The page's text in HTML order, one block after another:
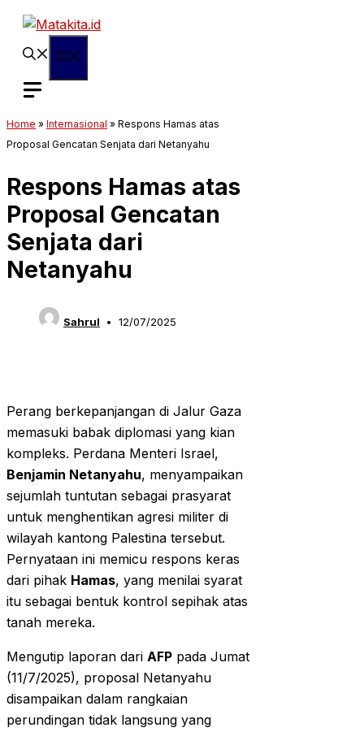
Langsung
Home » Internasional » Respons Hamas atas
Proposal Gencatan Senjata dari Netanyahu
Respons Hamas atas
Proposal Gencatan
Senjata dari
Netanyahu
Sahrul 12/07/2025
Perang berkepanjangan di Jalur Gaza
memasuki babak diplomasi yang kian
kompleks. Perdana Menteri Israel,
Benjamin Netanyahu, menyampaikan
sejumlah tuntutan sebagai prasyarat
untuk menghentikan agresi militer di
wilayah kantong Palestina tersebut.
Pernyataan ini memicu respons keras
dari pihak Hamas, yang menilai syarat
itu sebagai bentuk kontrol sepihak atas
tanah mereka.
Mengutip laporan dari AFP pada Jumat
(11/7/2025), proposal Netanyahu
disampaikan dalam rangkaian
perundingan tidak langsung yang